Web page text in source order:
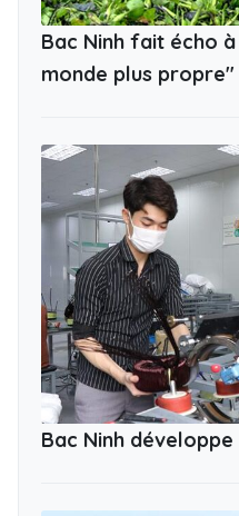
Bac Ninh fait écho
monde plus propre"
Bac Ninh